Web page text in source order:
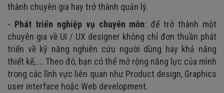
thành chuyên gia hay trở thành quản lý.
- Phát triển nghiệp vụ chuyên môn: để trở thành một
chuyên gia về UI / UX designer không chỉ đơn thuần phát
triển về kỹ năng nghiên cứu người dùng hay khả năng
thiết kế,.... Theo đó, bạn có thể mở rộng năng lực của mình
trong các lĩnh vực liên quan như Product design, Graphics
user interface hoặc Web development.